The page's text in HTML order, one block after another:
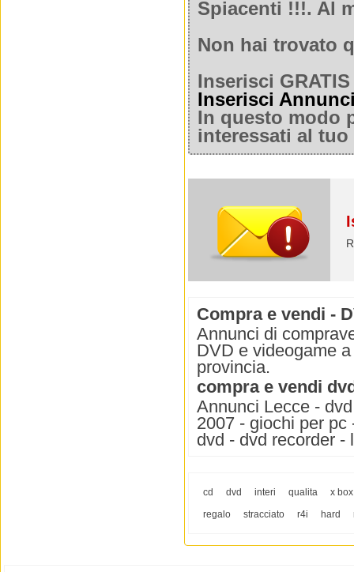
Spiacenti !!!. Al
Non hai trovato
Inserisci
Inserisci
In questo modo
interessati al
Compra e vendi -
Annunci di
DVD e videogame
provincia.
compra e vendi
Annunci Lecce -
2007 - giochi per
dvd - dvd recorder -
cd dvd interi qualita
x box
regalo
stracciato r4i hard